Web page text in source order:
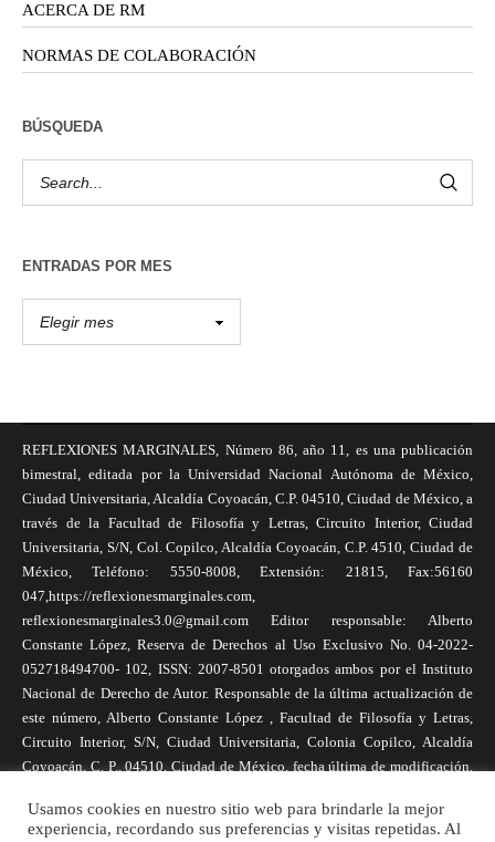
ACERCA DE RM
NORMAS DE COLABORACIÓN
BÚSQUEDA
ENTRADAS POR MES
REFLEXIONES MARGINALES, Número 86, año 11, es una publicación
bimestral, editada por la Universidad Nacional Autónoma de México,
Ciudad Universitaria, Alcaldía Coyoacán, C.P. 04510, Ciudad de México, a
través de la Facultad de Filosofía y Letras, Circuito Interior, Ciudad
Universitaria, S/N, Col. Copilco, Alcaldía Coyoacán, C.P. 4510, Ciudad de
México, Teléfono: 5550-8008, Extensión: 21815, Fax:56160
047,https://reflexionesmarginales.com,
reflexionesmarginales3.0@gmail.com Editor responsable: Alberto
Constante López, Reserva de Derechos al Uso Exclusivo No. 04-2022-
052718494700- 102, ISSN: 2007-8501 otorgados ambos por el Instituto
Nacional de Derecho de Autor. Responsable de la última actualización de
este número, Alberto Constante López , Facultad de Filosofía y Letras,
Circuito Interior, S/N, Ciudad Universitaria, Colonia Copilco, Alcaldía
Coyoacán, C. P., 04510, Ciudad de México, fecha última de modificación,
necesariamente reflejan la postura de la revista, ni de Universidad Nacional
Usamos cookies en nuestro sitio web para brindarle la mejor
experiencia, recordando sus preferencias y visitas repetidas. Al